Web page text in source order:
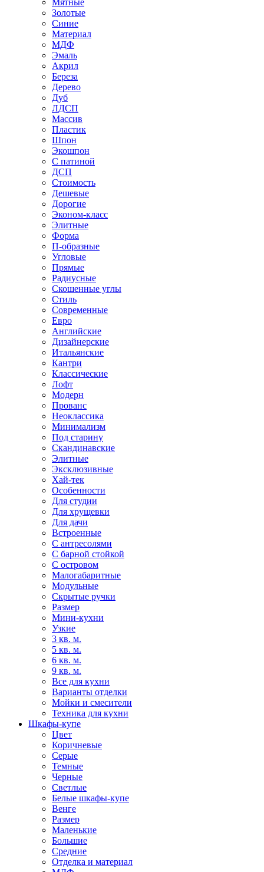
Мятные
Золотые
Синие
Материал
МДФ
Эмаль
Акрил
Береза
Дерево
Дуб
ЛДСП
Массив
Пластик
Шпон
Экошпон
С патиной
ДСП
Стоимость
Дешевые
Дорогие
Эконом-класс
Элитные
Форма
П-образные
Угловые
Прямые
Радиусные
Скошенные углы
Стиль
Современные
Евро
Английские
Дизайнерские
Итальянские
Кантри
Классические
Лофт
Модерн
Прованс
Неоклассика
Минимализм
Под старину
Скандинавские
Элитные
Эксклюзивные
Хай-тек
Особенности
Для студии
Для хрущевки
Для дачи
Встроенные
С антресолями
С барной стойкой
С островом
Малогабаритные
Модульные
Скрытые ручки
Размер
Мини-кухни
Узкие
3 кв. м.
5 кв. м.
6 кв. м.
9 кв. м.
Все для кухни
Варианты отделки
Мойки и смесители
Техника для кухни
Шкафы-купе
Цвет
Коричневые
Серые
Темные
Черные
Светлые
Белые шкафы-купе
Венге
Размер
Маленькие
Большие
Средние
Отделка и материал